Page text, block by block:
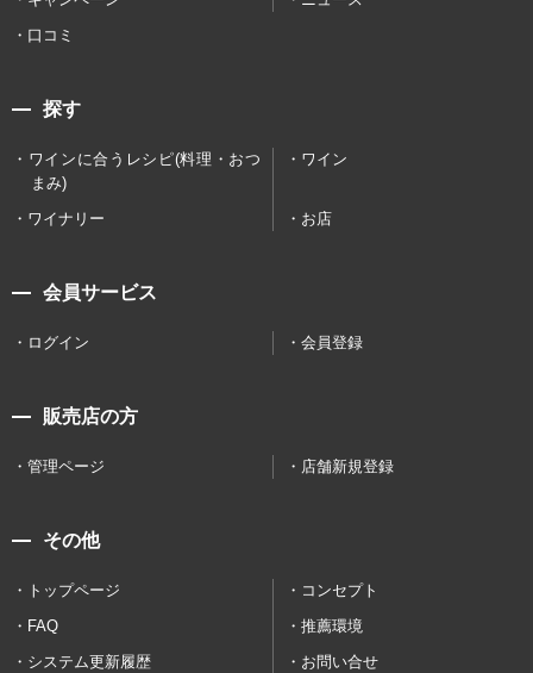
口コミ
探す
ワインに合うレシピ(料理・おつ
まみ)
ワイン
ワイナリー お店
会員サービス
ログイン 会員登録
販売店の方
管理ページ 店舗新規登録
その他
トップページ
コンセプト
FAQ
推薦環境
システム更新履歴
お問い合せ